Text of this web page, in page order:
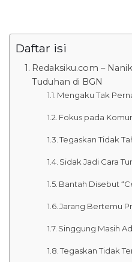
Daftar isi
Redaksiku.com –
Tuduhan di BGN
Mengaku Tak
Fokus pada
Tegaskan Tidak
Sidak Jadi Cara
Bantah Disebut
Jarang Bertemu
Singgung Masih
Tegaskan Tidak